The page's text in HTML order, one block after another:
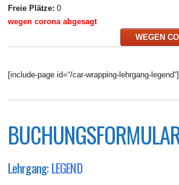
Freie Plätze: 0
wegen corona abgesagt
WEGEN
[include-page id=“/car-wrapping-lehrgang-legend“]
Lehrgang:LEGEND